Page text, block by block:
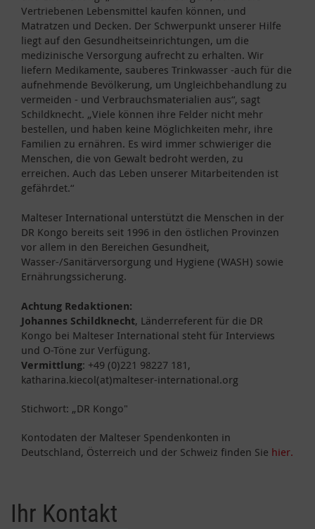
Vertriebenen Lebensmittel kaufen können, und
Matratzen und Decken. Der Schwerpunkt unserer Hilfe
liegt auf den Gesundheitseinrichtungen, um die
medizinische Versorgung aufrecht zu erhalten. Wir
liefern Medikamente, sauberes Trinkwasser -auch für die
aufnehmende Bevölkerung, um Ungleichbehandlung zu
vermeiden - und Verbrauchsmaterialien aus“, sagt
Schildknecht. „Viele können ihre Felder nicht mehr
bestellen, und haben keine Möglichkeiten mehr, ihre
Familien zu ernähren. Es wird immer schwieriger die
Menschen, die von Gewalt bedroht werden, zu
erreichen. Auch das Leben unserer Mitarbeitenden ist
gefährdet.“
Malteser International unterstützt die Menschen in der
DR Kongo bereits seit 1996 in den östlichen Provinzen
vor allem in den Bereichen Gesundheit,
Wasser-/Sanitärversorgung und Hygiene (WASH) sowie
Ernährungssicherung.
Achtung Redaktionen:
Johannes Schildknecht, Länderreferent für die DR
Kongo bei Malteser International steht für Interviews
und O-Töne zur Verfügung.
Vermittlung: +49 (0)221 98227 181,
katharina.kiecol(at)malteser-international.org
Stichwort: „DR Kongo"
Kontodaten der Malteser Spendenkonten in
Deutschland, Österreich und der Schweiz finden Sie hier.
Ihr Kontakt